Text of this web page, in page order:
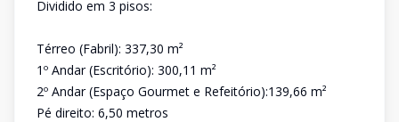
Dividido em 3 pisos:
Térreo (Fabril): 337,30 m²
1º Andar (Escritório): 300,11 m²
2º Andar (Espaço Gourmet e Refeitório):139,66 m²
Pé direito: 6,50 metros